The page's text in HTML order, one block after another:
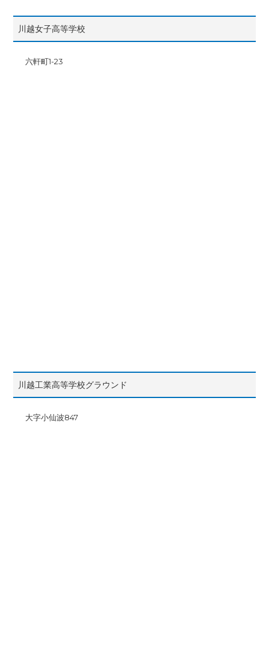
川越女子高等学校
六軒町1-23
川越工業高等学校グラウンド
大字小仙波847